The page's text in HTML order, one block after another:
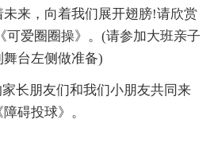
来，向着我们展开翅膀!请欣赏
可爱圈圈操》。(请参加大班亲子
台左侧做准备)
长朋友们和我们小朋友共同来
碍投球》。